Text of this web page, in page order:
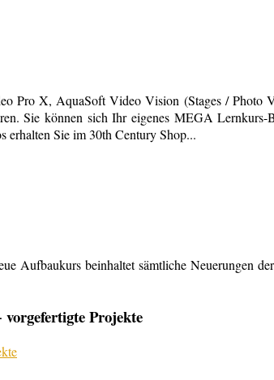
Pro X, AquaSoft Video Vision (Stages / Photo
Sie können sich Ihr eigenes MEGA Lernkurs-
erhalten Sie im 30th Century Shop...
beinhaltet sämtliche Neuerungen
Projekte